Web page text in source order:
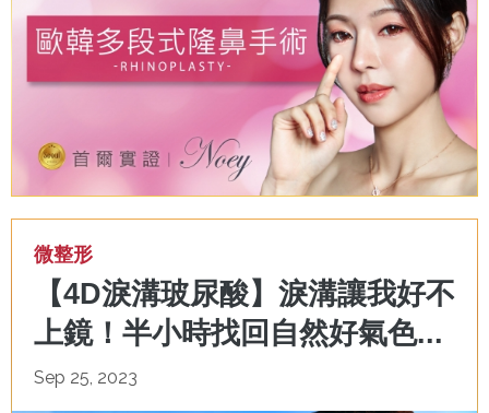
微整形
【4D淚溝玻尿酸】淚溝讓我好不
上鏡！半小時找回自然好氣色...
Sep 25, 2023